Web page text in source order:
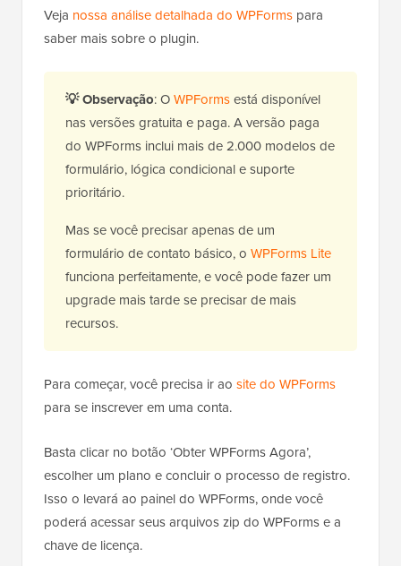
Veja nossa análise detalhada do WPForms para
saber mais sobre o plugin.
💡Observação: OWPFormsestá disponível
nas versões gratuita e paga. A versão paga
do WPForms inclui mais de 2.000 modelos de
formulário, lógica condicional e suporte
prioritário.
Mas se você precisar apenas de um
formulário de contato básico, o WPForms Lite
funciona perfeitamente, e você pode fazer um
upgrade mais tarde se precisar de mais
recursos.
Para começar, você precisa ir ao site do WPForms
para se inscrever em uma conta.
Basta clicar no botão ‘Obter WPForms Agora’,
escolher um plano e concluir o processo de registro.
Isso o levará ao painel do WPForms, onde você
poderá acessar seus arquivos zip do WPForms e a
chave de licença.